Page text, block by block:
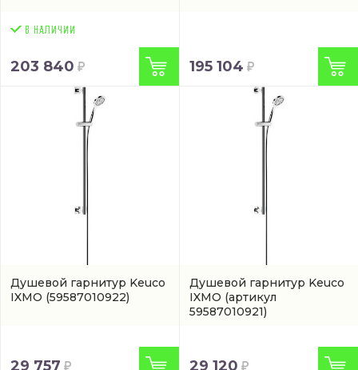
203 840 195 104
Душевой гарнитур Keuco
IXMO (59587010922)
29 757
Душевой гарнитур Keuco
IXMO (артикул
59587010921)
29 120